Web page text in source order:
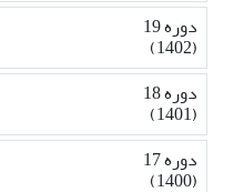
دوره 19
(1402)
دوره 18
(1401)
دوره 17
(1400)